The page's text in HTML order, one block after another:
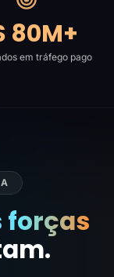
80M+
em tráfego pago
forças